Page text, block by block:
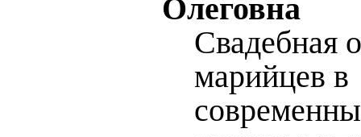
Олеговна
Свадебная
марийцев в